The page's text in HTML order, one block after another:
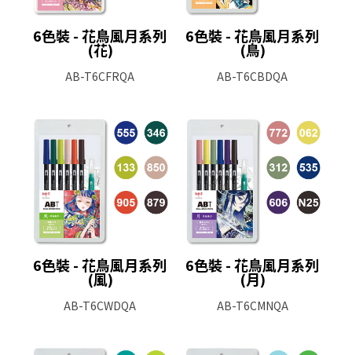
6色裝 - 花鳥風月系列
(花)
AB-T6CFRQA
6色裝 - 花鳥風月系列
(鳥)
AB-T6CBDQA
6色裝 - 花鳥風月系列
(風)
AB-T6CWDQA
6色裝 - 花鳥風月系列
(月)
AB-T6CMNQA